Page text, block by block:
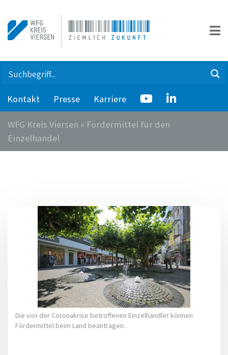
Kontakt Presse Karriere
WFG Kreis Viersen » Fördermittel für den
Einzelhandel
Die von der Coronakrise betroffenen Einzelhändler können
Fördermittel beim Land beantragen.